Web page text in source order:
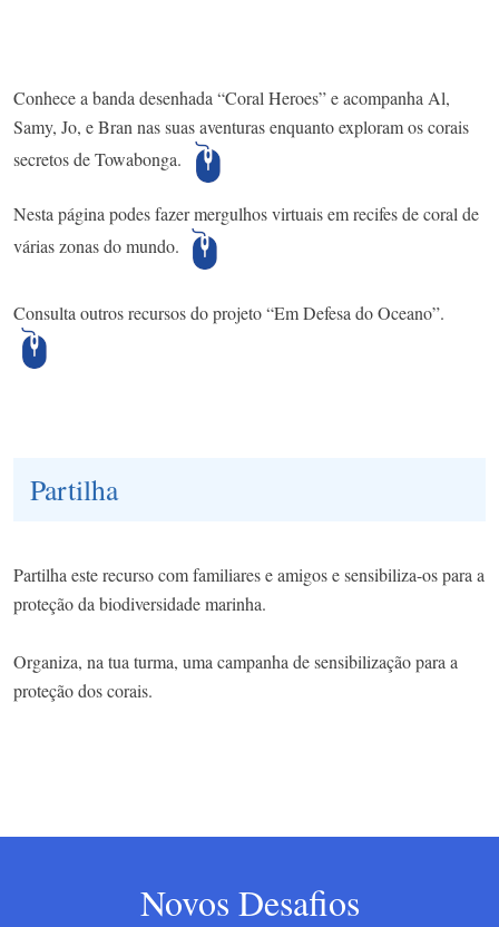
Conhece a banda desenhada “Coral Heroes” e acompanha Al,
Samy, Jo, e Bran nas suas aventuras enquanto exploram os corais
secretos de Towabonga.
Nesta página podes fazer mergulhos virtuais em recifes de coral de
várias zonas do mundo.
Consulta outros recursos do projeto “Em Defesa do Oceano”.
Partilha
Partilha este recurso com familiares e amigos e sensibiliza-os para a
proteção da biodiversidade marinha.
Organiza, na tua turma, uma campanha de sensibilização para a
proteção dos corais.
Novos Desafios